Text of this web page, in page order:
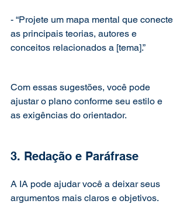
- “Projete um mapa mental que conecte
as principais teorias, autores e
conceitos relacionados a [tema].”
Com essas sugestões, você pode
ajustar o plano conforme seu estilo e
as exigências do orientador.
3. Redação e Paráfrase
A IA pode ajudar você a deixar seus
argumentos mais claros e objetivos.